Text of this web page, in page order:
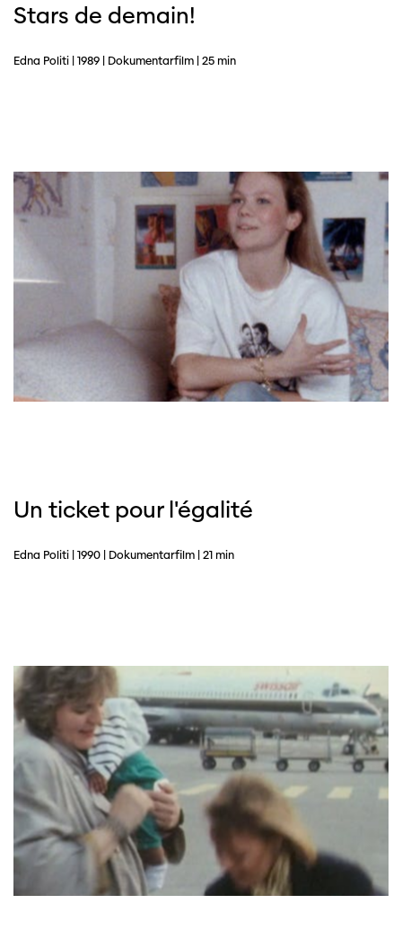
Stars de demain!
Edna Politi | 1989 | Dokumentarfilm | 25 min
Un ticket pour l'égalité
Edna Politi | 1990 | Dokumentarfilm | 21 min